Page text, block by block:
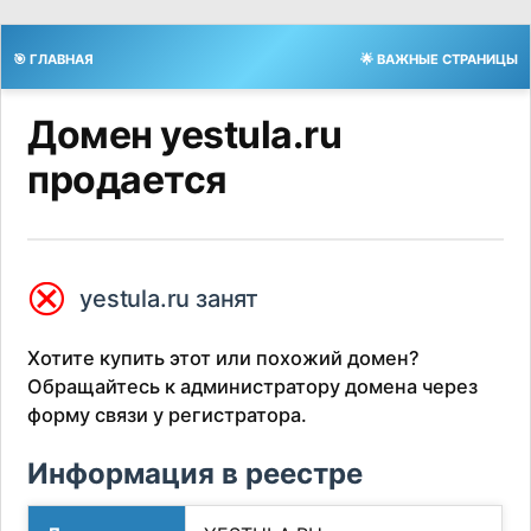
🎯 ГЛАВНАЯ 🌟 ВАЖНЫЕ СТРАНИЦЫ
Домен yestula.ru
продается
⮿ yestula.ru занят
Хотите купить этот или похожий домен?
Обращайтесь к администратору домена через
форму связи у регистратора.
Информация в реестре